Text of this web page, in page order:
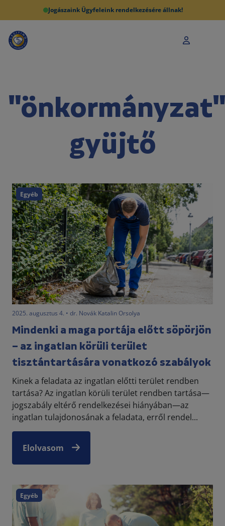
Jogászaink Ügyfeleink rendelkezésére állnak!
gyüjtő
Egyéb
2025. augusztus 4. • dr. Novák Katalin Orsolya
Mindenki a maga portája előtt söpörjön
– az ingatlan körüli terület
tisztántartására vonatkozó szabályok
Kinek a feladata az ingatlan előtti terület rendben
tartása? Az ingatlan körüli terület rendben tartása—
jogszabály eltérő rendelkezései hiányában—az
ingatlan tulajdonosának a feladata, erről rendel...
Elolvasom
Egyéb